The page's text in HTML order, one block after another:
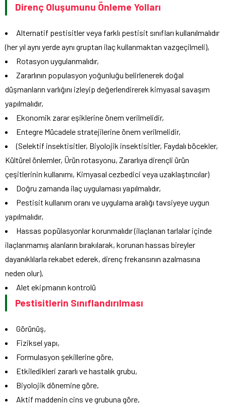
Direnç Oluşumunu Önleme Yolları
Alternatif pestisitler veya farklı pestisit sınıfları kullanılmalıdır
(her yıl aynı yerde aynı gruptan ilaç kullanmaktan vazgeçilmeli),
Rotasyon uygulanmalıdır,
Zararlının populasyon yoğunluğu belirlenerek doğal
düşmanların varlığını izleyip değerlendirerek kimyasal savaşım
yapılmalıdır,
Ekonomik zarar eşiklerine önem verilmelidir,
Entegre Mücadele stratejilerine önem verilmelidir,
(Selektif insektisitler, Biyolojik insektisitler, Faydalı böcekler,
Kültürel önlemler, Ürün rotasyonu, Zararlıya dirençli ürün
çeşitlerinin kullanımı, Kimyasal cezbedici veya uzaklaştırıcılar)
Doğru zamanda ilaç uygulaması yapılmalıdır,
Pestisit kullanım oranı ve uygulama aralığı tavsiyeye uygun
yapılmalıdır,
Hassas popülasyonlar korunmalıdır (ilaçlanan tarlalar içinde
ilaçlanmamış alanların bırakılarak, korunan hassas bireyler
dayanıklılarla rekabet ederek, direnç frekansının azalmasına
neden olur),
Alet ekipmanın kontrolü
Pestisitlerin Sınıflandırılması
Görünüş,
Fiziksel yapı,
Formulasyon şekillerine göre,
Etkiledikleri zararlı ve hastalık grubu,
Biyolojik dönemine göre,
Aktif maddenin cins ve grubuna göre,